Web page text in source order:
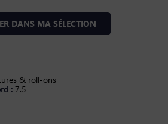
DANS MA SÉLECTION
& roll-ons
: 7.5